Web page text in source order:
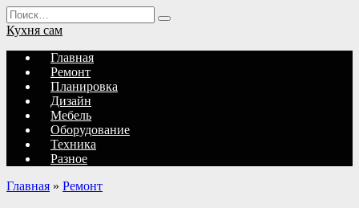
Перейти
к
содержанию
Search
for:
Кухня сам
Главная
Ремонт
Планировка
Дизайн
Мебель
Оборудование
Техника
Разное
Главная » Ремонт